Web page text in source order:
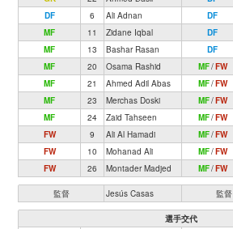
DF
6 Ali Adnan DF
MF
11 Zidane Iqbal DF
MF
13 Bashar Rasan DF
MF
20 Osama Rashid MF/FW
MF
21 Ahmed Adil Abas MF/FW
MF
23 Merchas Doski MF/FW
MF
24 Zaid Tahseen MF/FW
FW
9 Ali Al Hamadi MF/FW
FW
10 Mohanad Ali MF/FW
FW
26 Montader Madjed MF/FW
監督 Jesús Casas 監督
選手交代